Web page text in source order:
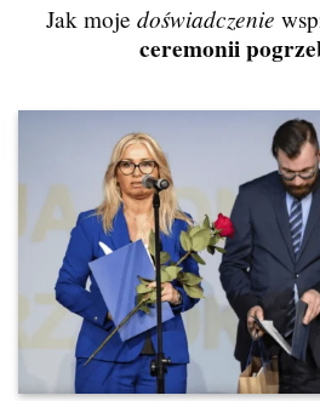
Jak moje doświadczenie
ceremonii